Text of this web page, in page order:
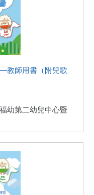
教師用書（附兒歌
幼第二幼兒中心暨